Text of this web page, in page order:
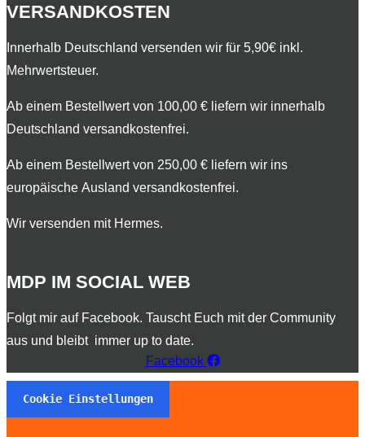
VERSANDKOSTEN
​Innerhalb Deutschland versenden wir für 5,90€ inkl.
Mehrwertsteuer.
Ab einem Bestellwert von 100,00 € liefern wir innerhalb
Deutschland versandkostenfrei.
Ab einem Bestellwert von 250,00 € liefern wir ins
europäische Ausland versandkostenfrei.
Wir versenden mit Hermes.
MDP IM SOCIAL WEB
​Folgt mir auf Facebook. Tauscht Euch mit der Community
aus und bleibt immer up to date.
Facebook
Cookie Einstellungen